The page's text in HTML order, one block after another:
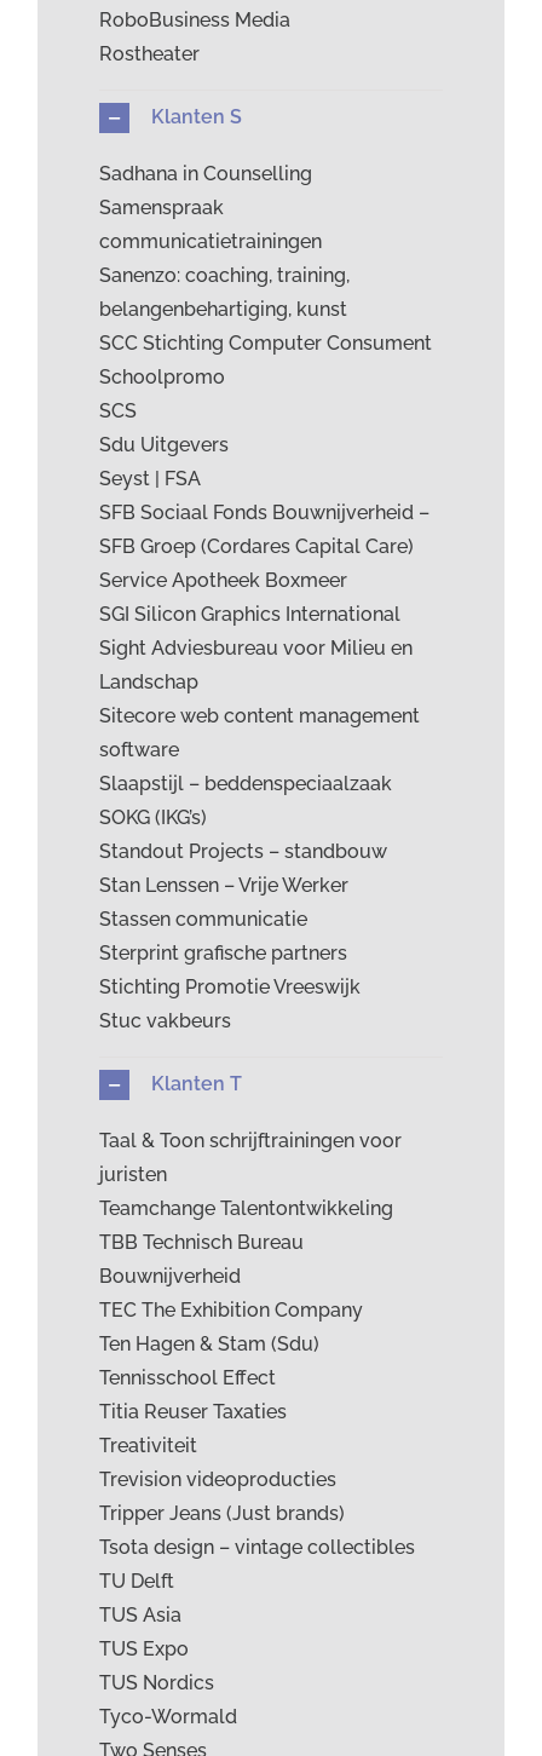
RoboBusiness Media
Rostheater
Klanten S
Sadhana in Counselling
Samenspraak
communicatietrainingen
Sanenzo: coaching, training,
belangenbehartiging, kunst
SCC Stichting Computer Consument
Schoolpromo
SCS
Sdu Uitgevers
Seyst | FSA
SFB Sociaal Fonds Bouwnijverheid –
SFB Groep (Cordares Capital Care)
Service Apotheek Boxmeer
SGI Silicon Graphics International
Sight Adviesbureau voor Milieu en
Landschap
Sitecore web content management
software
Slaapstijl – beddenspeciaalzaak
SOKG (IKG’s)
Standout Projects – standbouw
Stan Lenssen – Vrije Werker
Stassen communicatie
Sterprint grafische partners
Stichting Promotie Vreeswijk
Stuc vakbeurs
Klanten T
Taal & Toon schrijftrainingen voor
juristen
Teamchange Talentontwikkeling
TBB Technisch Bureau
Bouwnijverheid
TEC The Exhibition Company
Ten Hagen & Stam (Sdu)
Tennisschool Effect
Titia Reuser Taxaties
Treativiteit
Trevision videoproducties
Tripper Jeans (Just brands)
Tsota design – vintage collectibles
TU Delft
TUS Asia
TUS Expo
TUS Nordics
Tyco-Wormald
Two Senses